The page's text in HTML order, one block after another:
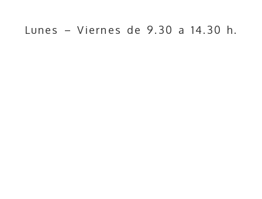
Lunes – Viernes de 9.30 a 14.30 h.